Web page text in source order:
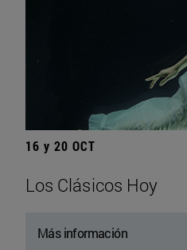
16 y 20 OCT
Los Clásicos Hoy
Más información